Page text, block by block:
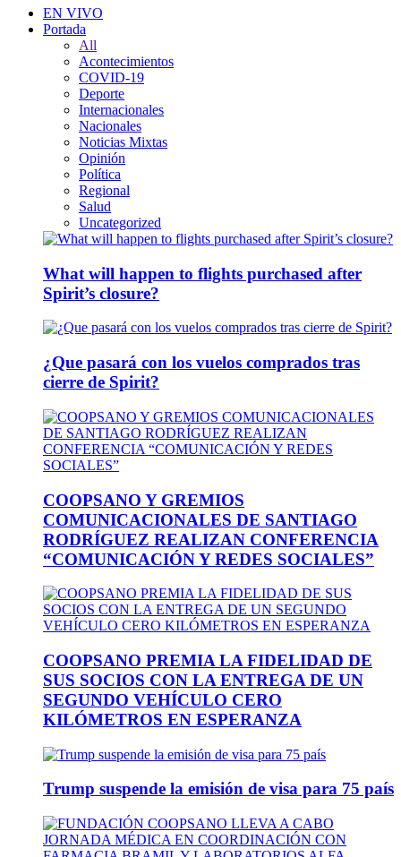
EN VIVO
Portada
All
Acontecimientos
COVID-19
Deporte
Internacionales
Nacionales
Noticias Mixtas
Opinión
Política
Regional
Salud
Uncategorized
What will happen to flights purchased after
Spirit’s closure?
¿Que pasará con los vuelos comprados tras
cierre de Spirit?
COOPSANO Y GREMIOS
COMUNICACIONALES DE SANTIAGO
RODRÍGUEZ REALIZAN CONFERENCIA
“COMUNICACIÓN Y REDES SOCIALES”
COOPSANO PREMIA LA FIDELIDAD DE
SUS SOCIOS CON LA ENTREGA DE UN
SEGUNDO VEHÍCULO CERO
KILÓMETROS EN ESPERANZA
Trump suspende la emisión de visa para 75 país